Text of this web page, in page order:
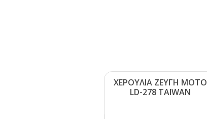
ΧΕΡΟΥΛΙΑ ΖΕΥΓΗ ΜΟΤΟ
LD-278 ΤΑΙWΑΝ